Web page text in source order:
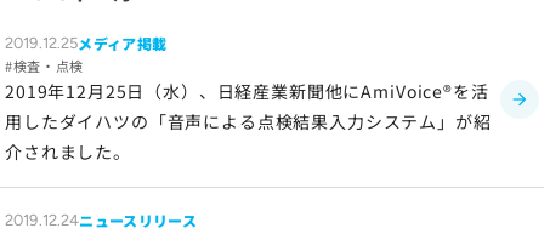
2019.12.25メディア掲載
検査・点検
2019年12月25日（水）、日経産業新聞他にAmiVoice®を活
用したダイハツの「音声による点検結果入力システム」が紹
介されました。
2019.12.24ニュースリリース